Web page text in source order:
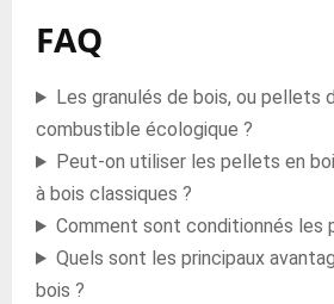
FAQ
Les granulés de bois, ou pellets
combustible écologique ?
Peut-on utiliser les pellets en
à bois classiques ?
Comment sont conditionnés les
Quels sont les principaux
bois ?